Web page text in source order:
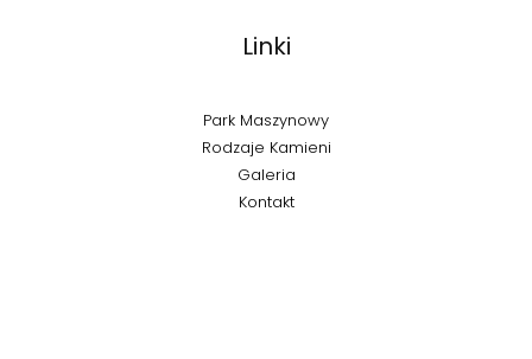
Linki
Park Maszynowy
Rodzaje Kamieni
Galeria
Kontakt